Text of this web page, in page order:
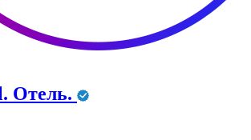
Отель.